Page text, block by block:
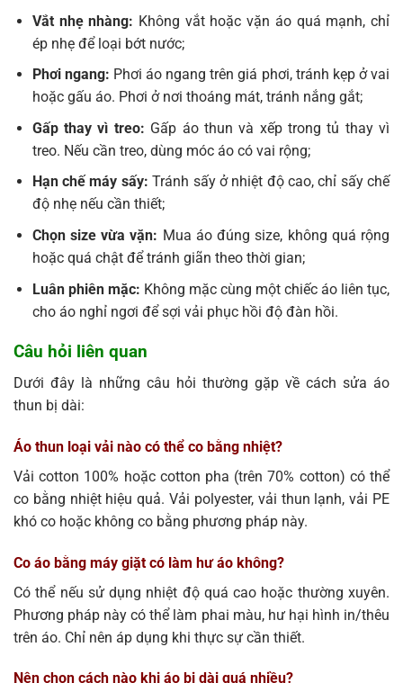
Vắt nhẹ nhàng: Không vắt hoặc vặn áo quá mạnh, chỉ
ép nhẹ để loại bớt nước;
Phơi ngang: Phơi áo ngang trên giá phơi, tránh kẹp ở vai
hoặc gấu áo. Phơi ở nơi thoáng mát, tránh nắng gắt;
Gấp thay vì treo: Gấp áo thun và xếp trong tủ thay vì
treo. Nếu cần treo, dùng móc áo có vai rộng;
Hạn chế máy sấy: Tránh sấy ở nhiệt độ cao, chỉ sấy chế
độ nhẹ nếu cần thiết;
Chọn size vừa vặn: Mua áo đúng size, không quá rộng
hoặc quá chật để tránh giãn theo thời gian;
Luân phiên mặc: Không mặc cùng một chiếc áo liên tục,
cho áo nghỉ ngơi để sợi vải phục hồi độ đàn hồi.
Câu hỏi liên quan
Dưới đây là những câu hỏi thường gặp về cách sửa áo
thun bị dài:
Áo thun loại vải nào có thể co bằng nhiệt?
Vải cotton 100% hoặc cotton pha (trên 70% cotton) có thể
co bằng nhiệt hiệu quả. Vải polyester, vải thun lạnh, vải PE
khó co hoặc không co bằng phương pháp này.
Co áo bằng máy giặt có làm hư áo không?
Có thể nếu sử dụng nhiệt độ quá cao hoặc thường xuyên.
Phương pháp này có thể làm phai màu, hư hại hình in/thêu
trên áo. Chỉ nên áp dụng khi thực sự cần thiết.
Nên chọn cách nào khi áo bị dài quá nhiều?